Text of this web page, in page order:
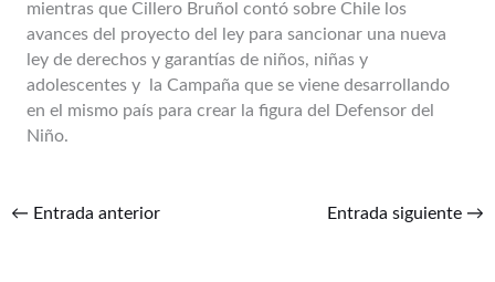
mientras que Cillero Bruñol contó sobre Chile los
avances del proyecto del ley para sancionar una nueva
ley de derechos y garantías de niños, niñas y
adolescentes y la Campaña que se viene desarrollando
en el mismo país para crear la figura del Defensor del
Niño.
← Entrada anterior Entrada siguiente →